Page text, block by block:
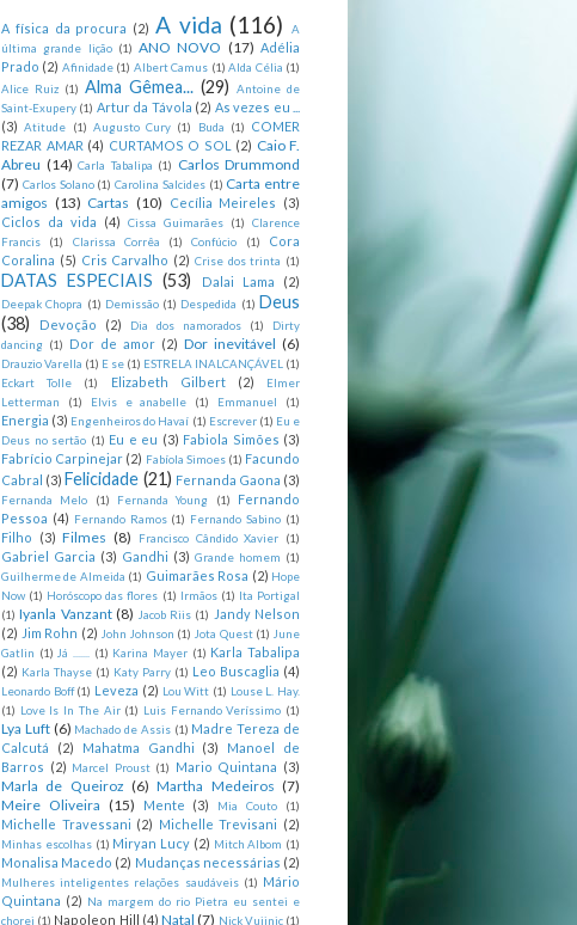
A física da procura (2) A vida (116)
A
última grande lição (1) ANO NOVO (17) Adélia
Prado (2) Afinidade (1) Albert Camus (1) Alda Célia (1)
Alice Ruiz (1) Alma Gêmea... (29)
Antoine de
Saint-Exupery (1) Artur da Távola (2) As vezes eu ...
(3) Atitude (1) Augusto Cury (1) Buda (1)
COMER
REZAR AMAR (4) CURTAMOS O SOL (2) Caio F.
Abreu (14) Carla Tabalipa (1)
Carlos Drummond
(7) Carlos Solano (1) Carolina Salcides (1) Carta entre
amigos (13) Cartas (10) Cecília Meireles
(3)
Ciclos da vida
(4) Cissa Guimarães (1)
Clarence
Francis
(1) Clarissa Corrêa (1) Confúcio (1)
Cora
Coralina (5) Cris Carvalho (2) Crise dos trinta (1)
DATAS ESPECIAIS (53) Dalai Lama (2)
Deepak Chopra (1) Demissão (1) Despedida (1) Deus
(38)
Devoção (2) Dia dos namorados (1)
Dirty
dancing (1) Dor de amor (2) Dor inevitável (6)
Drauzio Varella (1) E se (1) ESTRELA INALCANÇÁVEL (1)
Eckart Tolle
(1) Elizabeth Gilbert (2)
Elmer
Letterman
(1) Elvis e anabelle (1) Emmanuel (1)
Energia (3) Engenheiros do Havaí (1) Escrever (1) Eu e
Deus no sertão (1) Eu e eu (3) Fabiola Simões (3)
Fabrício Carpinejar (2) Fabíola Simoes (1) Facundo
Cabral (3) Felicidade (21) Fernanda Gaona (3)
Fernanda Melo (1) Fernanda Young (1)
Fernando
Pessoa (4) Fernando Ramos (1) Fernando Sabino (1)
Filho (3) Filmes (8) Francisco Cândido Xavier (1)
Gabriel Garcia (3) Gandhi (3) Grande homem (1)
Guilherme de Almeida (1) Guimarães Rosa (2) Hope
Now (1) Horóscopo das flores (1) Irmãos (1)
Ita Portigal
(1) Iyanla Vanzant (8) Jacob Riis (1)
Jandy Nelson
(2) Jim Rohn (2) John Johnson (1) Jota Quest (1) June
Gatlin (1) Já ....... (1) Karina Mayer (1) Karla Tabalipa
(2) Karla Thayse (1) Katy Parry (1) Leo Buscaglia (4)
Leonardo Boff (1) Leveza (2) Lou Witt (1) Louse L. Hay.
(1)
Love Is In The Air (1) Luis Fernando Veríssimo (1)
Lya Luft (6) Machado de Assis (1) Madre Tereza de
Calcutá
(2) Mahatma Gandhi (3)
Manoel de
Barros (2) Marcel Proust (1) Mario Quintana (3)
Marla de Queiroz (6) Martha Medeiros (7)
Meire Oliveira (15) Mente (3) Mia Couto (1)
Michelle Travessani (2) Michelle Trevisani (2)
Minhas escolhas (1) Miryan Lucy (2) Mitch Albom (1)
Monalisa Macedo (2) Mudanças necessárias (2)
Mulheres inteligentes relações saudáveis (1) Mário
Quintana (2)
Na margem do rio Pietra eu sentei e
chorei (1) Napoleon Hill (4) Natal (7) Nick Vujinic (1)